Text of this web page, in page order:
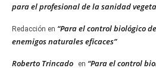
para el profesional de la sanidad
Redacción en “Para el control biológico
enemigos naturales eficaces”
Roberto Trincado en “Para el control